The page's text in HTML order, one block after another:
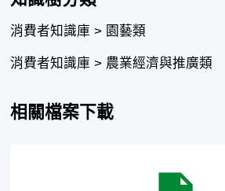
消費者知識庫 > 園藝類
消費者知識庫 > 農業經濟與推廣類
相關檔案下載